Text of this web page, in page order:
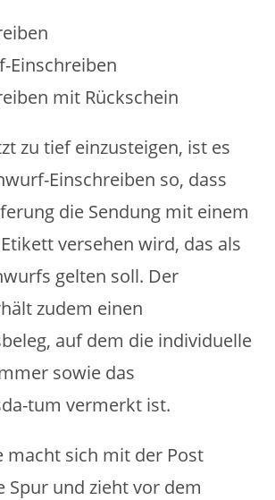
Einschreiben
mit Rückschein
zu tief einzusteigen, ist es
Einschreiben so, dass
die Sendung mit einem
versehen wird, das als
gelten soll. Der
zudem einen
auf dem die individuelle
sowie das
tum vermerkt ist.
macht sich mit der Post
Spur und zieht vor dem